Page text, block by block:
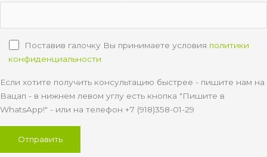
Поставив галочку Вы принимаете условия политики
конфиденциальности
Если хотите получить консультацию быстрее - пишите нам на
Вацап - в нижнем левом углу есть кнопка "Пишите в
WhatsApp!" - или на телефон +7 (918)358-01-29